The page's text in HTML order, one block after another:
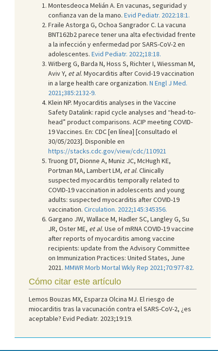
Montesdeoca Melián A. En vacunas, seguridad y
confianza van de la mano. Evid Pediatr. 2022:18:1.
Fraile Astorga G, Ochoa Sangrador C. La vacuna
BNT162b2 parece tener una alta efectividad frente
a la infección y enfermedad por SARS-CoV-2 en
adolescentes. Evid Pediatr. 2022;18:18.
Witberg G, Barda N, Hoss S, Richter I, Wiessman M,
Aviv Y, et al. Myocarditis after Covid-19 vaccination
in a large health care organization. N Engl J Med.
2021;385:2132-9.
Klein NP. Myocarditis analyses in the Vaccine
Safety Datalink: rapid cycle analyses and “head-to-
head” product comparisons. ACIP meeting COVID-
19 Vaccines. En: CDC [en línea] [consultado el
30/05/2023]. Disponible en
https://stacks.cdc.gov/view/cdc/110921
Truong DT, Dionne A, Muniz JC, McHugh KE,
Portman MA, Lambert LM, et al. Clinically
suspected myocarditis temporally related to
COVID-19 vaccination in adolescents and young
adults: suspected myocarditis after COVID-19
vaccination. Circulation. 2022;145:345356.
Gargano JW, Wallace M, Hadler SC, Langley G, Su
JR, Oster ME, et al. Use of mRNA COVID-19 vaccine
after reports of myocarditis among vaccine
recipients: update from the Advisory Committee
on Immunization Practices: United States, June
2021. MMWR Morb Mortal Wkly Rep 2021;70:977-82.
Cómo citar este artículo
Lemos Bouzas MX, Esparza Olcina MJ. El riesgo de
miocarditis tras la vacunación contra el SARS-CoV-2, ¿es
aceptable? Evid Pediatr. 2023;19:19.